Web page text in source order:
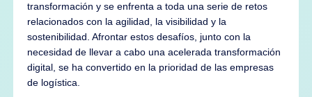
transformación y se enfrenta a toda una serie de retos
relacionados con la agilidad, la visibilidad y la
sostenibilidad. Afrontar estos desafíos, junto con la
necesidad de llevar a cabo una acelerada transformación
digital, se ha convertido en la prioridad de las empresas
de logística.